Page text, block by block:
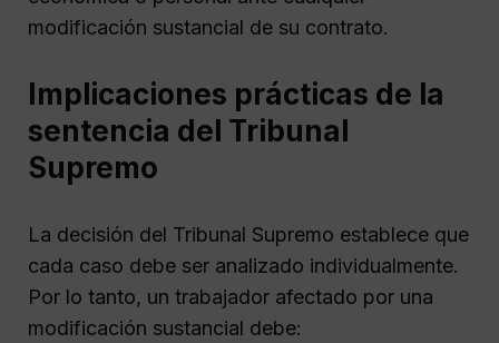
modificación sustancial de su contrato.
Implicaciones prácticas de la
sentencia del Tribunal
Supremo
La decisión del Tribunal Supremo establece que
cada caso debe ser analizado individualmente.
Por lo tanto, un trabajador afectado por una
modificación sustancial debe: